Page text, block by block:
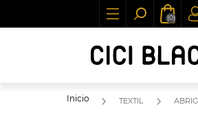
(0)
Inicio TEXTIL